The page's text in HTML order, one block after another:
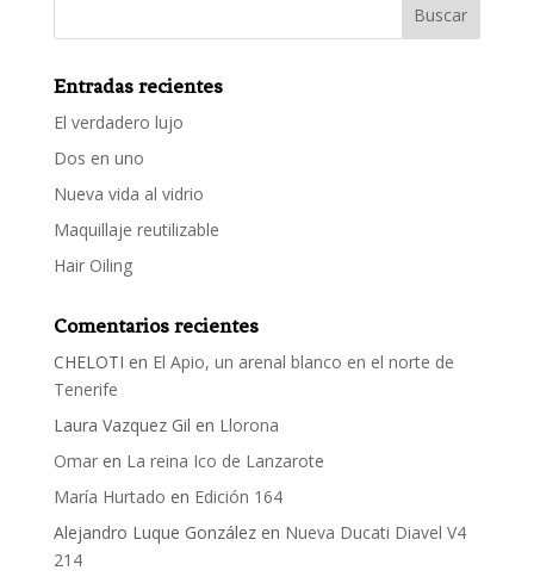
Entradas recientes
El verdadero lujo
Dos en uno
Nueva vida al vidrio
Maquillaje reutilizable
Hair Oiling
Comentarios recientes
CHELOTI en El Apio, un arenal blanco en el norte de
Tenerife
Laura Vazquez Gil en Llorona
Omaren La reina Ico de Lanzarote
María Hurtado en Edición 164
Alejandro Luque Gonzálezen Nueva Ducati Diavel V4
214